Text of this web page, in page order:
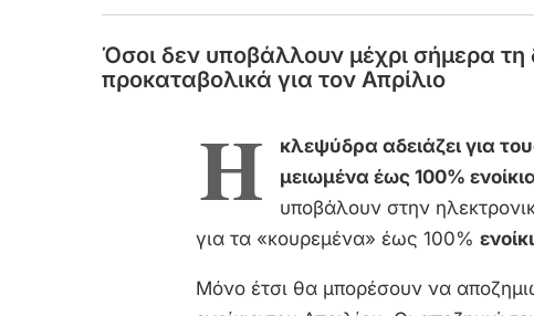
Όσοι δεν υποβάλλουν μέχρι σήμερα
προκαταβολικά για τον Απρίλιο
Η
κλεψύδρα αδειάζει για
μειωμένα έως 100%
υποβάλουν στην
για τα «κουρεμένα» έως 100%
Μόνο έτσι θα μπορέσουν να